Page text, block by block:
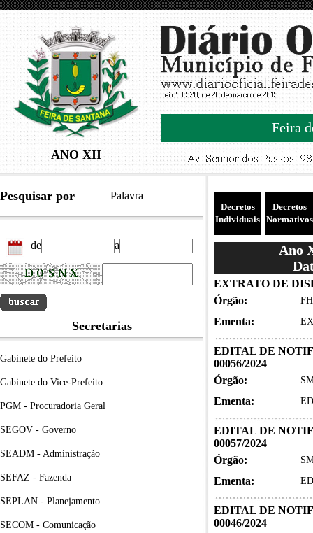
ANO XII
Feira
Pesquisar por Palavra
de a
Secretarias
Gabinete do Prefeito
Gabinete do Vice-Prefeito
PGM - Procuradoria Geral
SEGOV - Governo
SEADM - Administração
SEFAZ - Fazenda
SEPLAN - Planejamento
SECOM - Comunicação
Decretos
Individuais
Decretos
Normativos
Ano
EXTRATO DE
Órgão:
Ementa:
EDITAL DE
00056/2024
Órgão:
Ementa:
EDITAL DE
00057/2024
Órgão:
Ementa:
EDITAL DE
00046/2024